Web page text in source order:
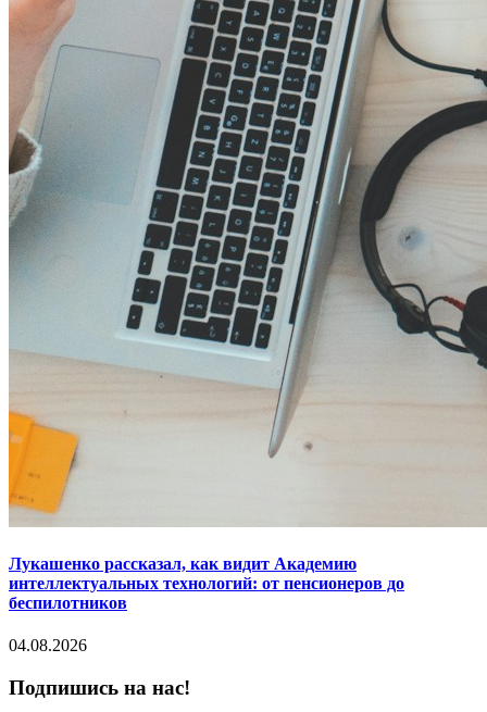
Лукашенко рассказал, как видит Академию
интеллектуальных технологий: от пенсионеров до
беспилотников
04.08.2026
Подпишись на нас!